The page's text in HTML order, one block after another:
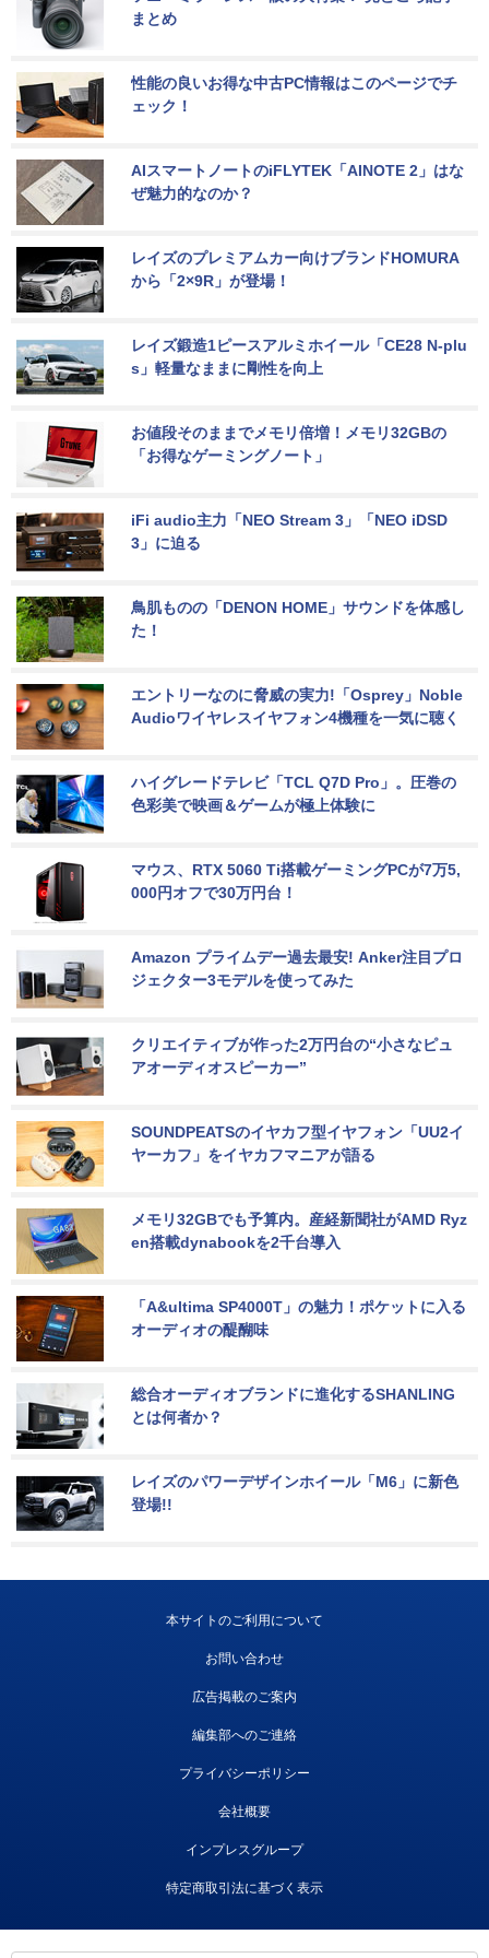
まとめ
性能の良いお得な中古PC情報はこのページでチ
ェック！
AIスマートノートのiFLYTEK「AINOTE 2」はな
ぜ魅力的なのか？
レイズのプレミアムカー向けブランドHOMURA
から「2×9R」が登場！
レイズ鍛造1ピースアルミホイール「CE28 N-plu
s」軽量なままに剛性を向上
お値段そのままでメモリ倍増！メモリ32GBの
「お得なゲーミングノート」
iFi audio主力「NEO Stream 3」「NEO iDSD
3」に迫る
鳥肌ものの「DENON HOME」サウンドを体感し
た！
エントリーなのに脅威の実力!「Osprey」Noble
Audioワイヤレスイヤフォン4機種を一気に聴く
ハイグレードテレビ「TCL Q7D Pro」。圧巻の
色彩美で映画＆ゲームが極上体験に
マウス、RTX 5060 Ti搭載ゲーミングPCが7万5,
000円オフで30万円台！
Amazon プライムデー過去最安! Anker注目プロ
ジェクター3モデルを使ってみた
クリエイティブが作った2万円台の“小さなピュ
アオーディオスピーカー”
SOUNDPEATSのイヤカフ型イヤフォン「UU2イ
ヤーカフ」をイヤカフマニアが語る
メモリ32GBでも予算内。産経新聞社がAMD Ryz
en搭載dynabookを2千台導入
「A&ultima SP4000T」の魅力！ポケットに入る
オーディオの醍醐味
総合オーディオブランドに進化するSHANLING
とは何者か？
レイズのパワーデザインホイール「M6」に新色
登場!!
本サイトのご利用について
お問い合わせ
広告掲載のご案内
編集部へのご連絡
プライバシーポリシー
会社概要
インプレスグループ
特定商取引法に基づく表示